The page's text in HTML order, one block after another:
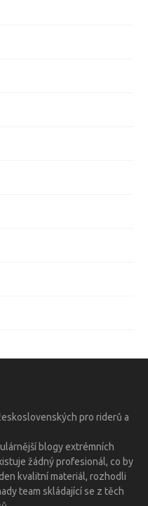
pro riderů a
blogy extrémních
žádný profesionál, co by
kvalitní materiál, rozhodli
team skládající se z těch